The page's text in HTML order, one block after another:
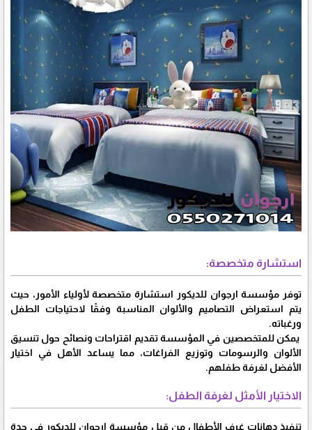
استشارة متخصصة:
توفر مؤسسة ارجوان للديكور استشارة متخصصة لأولياء الأمور، حيث
يتم استعراض التصاميم والألوان المناسبة وفقًا لاحتياجات الطفل
ورغباته.
يمكن للمتخصصين في المؤسسة تقديم اقتراحات ونصائح حول تنسيق
الألوان والرسومات وتوزيع الفراغات، مما يساعد الأهل في اختيار
الأفضل لغرفة طفلهم.
الاختيار الأمثل لغرفة الطفل:
تنفيذ دهانات غرف الأطفال من قبل مؤسسة ارجوان للديكور في جدة